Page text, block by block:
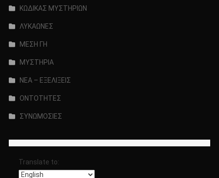
ΚΩΔΙΚΑΣ ΜΥΣΤΗΡΙΩΝ
ΛΥΚΑΩΝΕΣ
ΜΕΣΗ ΓΗ
ΜΥΣΤΗΡΙΑ
ΝΕΑ – ΕΞΕΛΙΞΕΙΣ
ΟΝΤΟΤΗΤΕΣ
ΣΥΝΩΜΟΣΙΕΣ
Translate to: